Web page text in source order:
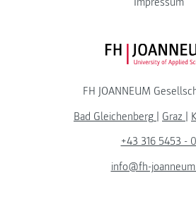
FH JOANNEUM
Bad Gleichenberg | Graz |
+43 316 5453 - 0
info@fh-